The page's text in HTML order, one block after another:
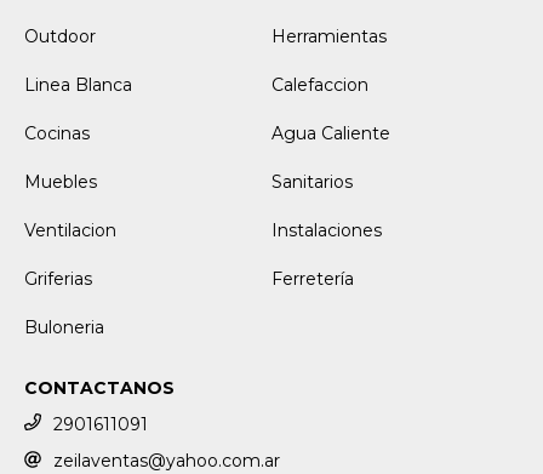
Outdoor Herramientas
Linea Blanca Calefaccion
Cocinas Agua Caliente
Muebles Sanitarios
Ventilacion Instalaciones
Griferias Ferretería
Buloneria
CONTACTANOS
2901611091
zeilaventas@yahoo.com.ar